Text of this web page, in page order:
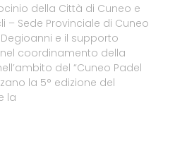
della Città di Cuneo e
– Sede Provinciale di Cuneo
e il supporto
coordinamento della
del “Cuneo Padel
la 5° edizione del
la